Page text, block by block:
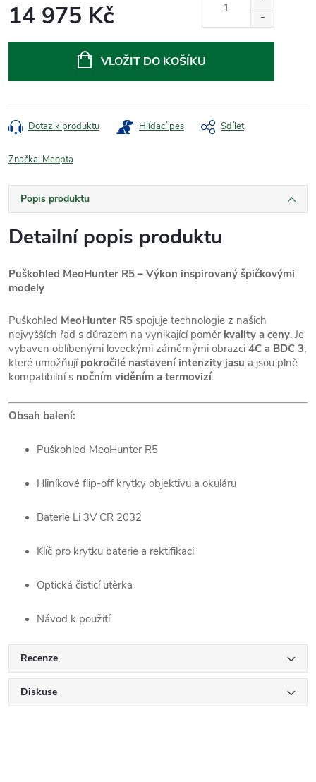
14 975 Kč
VLOŽIT DO KOŠÍKU
Dotaz k produktu Hlídací pes Sdílet
Značka: Meopta
Popis produktu
Detailní popis produktu
Puškohled MeoHunter R5 – Výkon inspirovaný špičkovými
modely
Puškohled MeoHunter R5 spojuje technologie z našich
nejvyšších řad s důrazem na vynikající poměr kvality a ceny. Je
vybaven oblíbenými loveckými záměrnými obrazci 4C a BDC 3,
které umožňují pokročilé nastavení intenzity jasu a jsou plně
kompatibilní s nočním viděním a termovizí.
Obsah balení:
Puškohled MeoHunter R5
Hliníkové flip-off krytky objektivu a okuláru
Baterie Li 3V CR 2032
Klíč pro krytku baterie a rektifikaci
Optická čisticí utěrka
Návod k použití
Recenze
Diskuse